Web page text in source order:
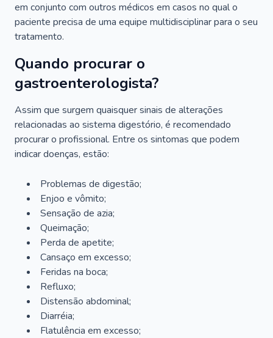
em conjunto com outros médicos em casos no qual o
paciente precisa de uma equipe multidisciplinar para o seu
tratamento.
Quando procurar o
gastroenterologista?
Assim que surgem quaisquer sinais de alterações
relacionadas ao sistema digestório, é recomendado
procurar o profissional. Entre os sintomas que podem
indicar doenças, estão:
Problemas de digestão;
Enjoo e vômito;
Sensação de azia;
Queimação;
Perda de apetite;
Cansaço em excesso;
Feridas na boca;
Refluxo;
Distensão abdominal;
Diarréia;
Flatulência em excesso;